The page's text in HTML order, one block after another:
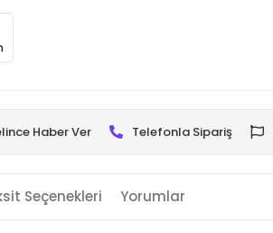
Haber Ver Telefonla Sipariş
Seçenekleri Yorumlar